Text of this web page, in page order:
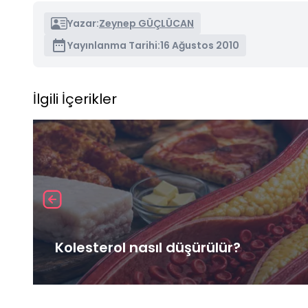
Yazar:Zeynep GÜÇLÜCAN
Yayınlanma Tarihi:16 Ağustos 2010
İlgili İçerikler
Kolesterol nasıl düşürülür?